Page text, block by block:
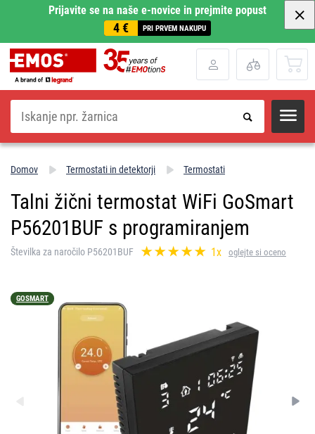
Prijavite se na naše e-novice in prejmite popust
4 € PRI PRVEM NAKUPU
Iskanje
Domov Termostati in detektorji Termostati
Talni žični termostat WiFi GoSmart
P56201BUF s programiranjem
Številka za naročilo P56201BUF 1x oglejte si oceno
GOSMART